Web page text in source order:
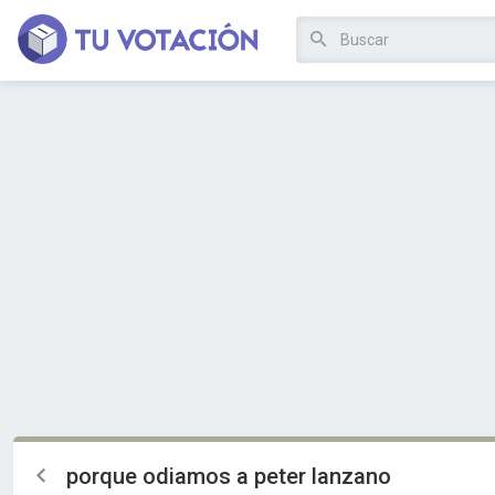
porque odiamos a peter lanzano